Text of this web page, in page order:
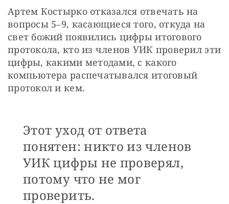
Артем Костырко отказался отвечать на
вопросы 5‒9, касающиеся того, откуда на
свет божий появились цифры итогового
протокола, кто из членов УИК проверил эти
цифры, какими методами, с какого
компьютера распечатывался итоговый
протокол и кем.
Этот уход от ответа
понятен: никто из членов
УИК цифры не проверял,
потому что не мог
проверить.